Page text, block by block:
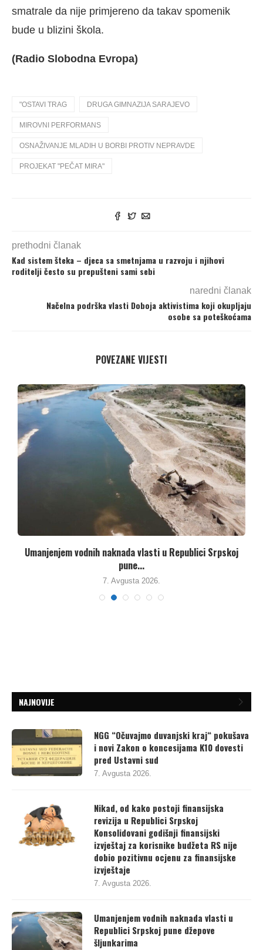
smatrale da nije primjereno da takav spomenik
bude u blizini škola.
(Radio Slobodna Evropa)
"OSTAVI TRAG DRUGA GIMNAZIJA SARAJEVO
MIROVNI PERFORMANS
OSNAŽIVANJE MLADIH U BORBI PROTIV NEPRAVDE
PROJEKAT "PEČAT MIRA"
prethodni članak
Kad sistem šteka – djeca sa smetnjama u razvoju i njihovi
roditelji često su prepušteni sami sebi
naredni članak
Načelna podrška vlasti Doboja aktivistima koji okupljaju
osobe sa poteškoćama
POVEZANE VIJESTI
Umanjenjem vodnih naknada vlasti u Republici Srpskoj
pune...
7. Avgusta 2026.
NAJNOVIJE
NGG “Očuvajmo duvanjski kraj“ pokušava
i novi Zakon o koncesijama K10 dovesti
pred Ustavni sud
7. Avgusta 2026.
Nikad, od kako postoji finansijska
revizija u Republici Srpskoj
Konsolidovani godišnji finansijski
izvještaj za korisnike budžeta RS nije
dobio pozitivnu ocjenu za finansijske
izvještaje
7. Avgusta 2026.
Umanjenjem vodnih naknada vlasti u
Republici Srpskoj pune džepove
šljunkarima